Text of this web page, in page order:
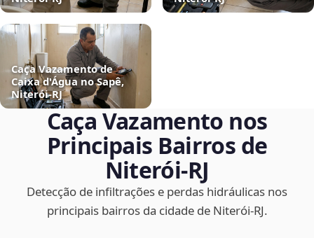
Caça Vazamento de
Caixa d'Água no Sapê,
Niterói‑RJ
Caça Vazamento nos
Principais Bairros de
Niterói‑RJ
Detecção de infiltrações e perdas hidráulicas nos
principais bairros da cidade de Niterói‑RJ.